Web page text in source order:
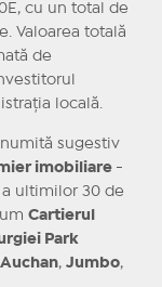
cu un total de
Valoarea totală
de
locală.
sugestiv
imobiliare -
a ultimilor 30 de
Cartierul
Park
Auchan, Jumbo,